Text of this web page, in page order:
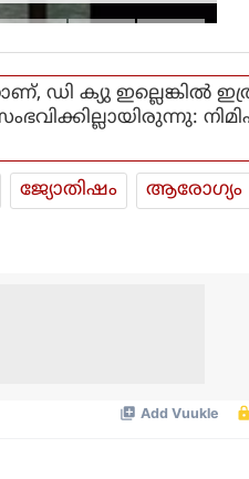
ഡി ക്യു ഇല്ലെങ്കിൽ
ജ്യോതിഷം
ആരോഗ്യം